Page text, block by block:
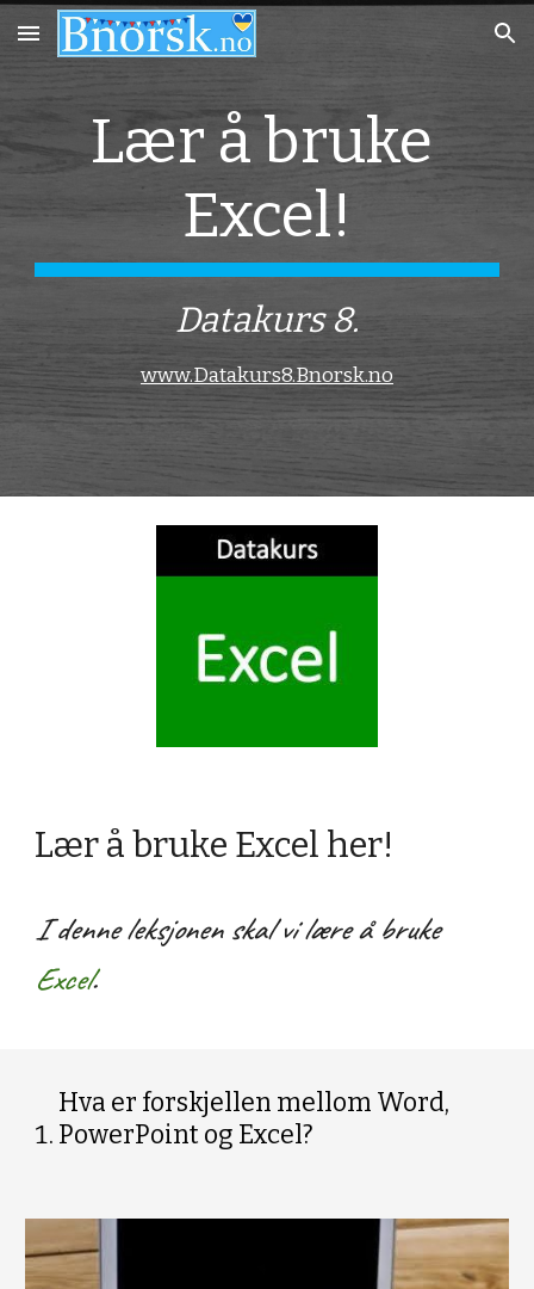
Skip to main content Skip to navigation
Lær å bruke
Excel!
Datakurs 8.
www.Datakurs8.Bnorsk.no
Lær å bruke Excel her!
I denne leksjonen skal vi lære å bruke
Excel.
Hva er forskjellen mellom Word,
PowerPoint og Excel?